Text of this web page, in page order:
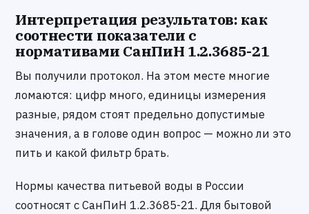
Интерпретация результатов: как
соотнести показатели с
нормативами СанПиН 1.2.3685-21
Вы получили протокол. На этом месте многие
ломаются: цифр много, единицы измерения
разные, рядом стоят предельно допустимые
значения, а в голове один вопрос — можно ли это
пить и какой фильтр брать.
Нормы качества питьевой воды в России
соотносят с СанПиН 1.2.3685-21. Для бытовой